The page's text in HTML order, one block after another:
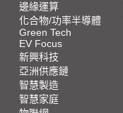
邊緣運算
化合物/功率半導體
Green Tech
EV Focus
新興科技
亞洲供應鏈
智慧製造
智慧家庭